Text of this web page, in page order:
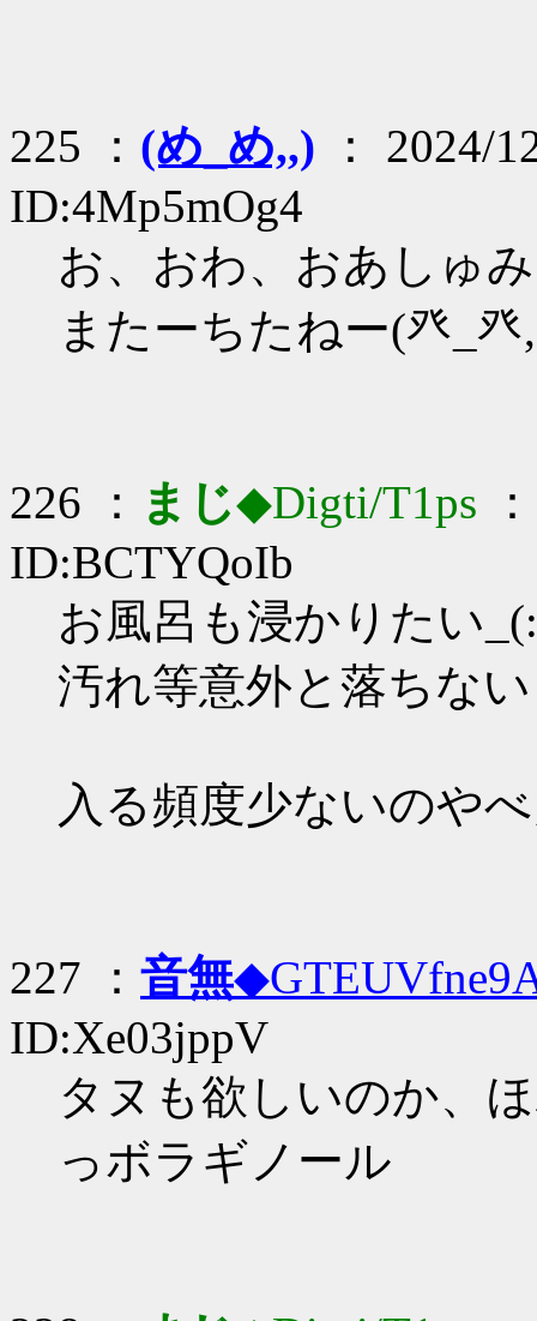
225 ： (め_め,,) ： 2024/
ID:4Mp5mOg4
お、おわ、おあしゅ
またーちたねー(癶_癶
226 ： まじ◆Digti/T1ps
ID:BCTYQoIb
お風呂も浸かりたい
汚れ等意外と落ちな
入る頻度少ないのや
227 ： 音無
ID:Xe03jppV
タヌも欲しいのか、
っボラギノール